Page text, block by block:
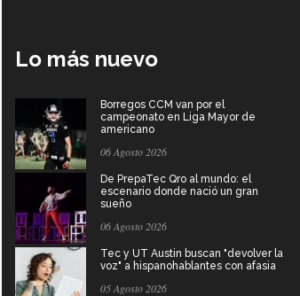
Lo más nuevo
Borregos CCM van por el
campeonato en Liga Mayor de
americano
06 Agosto 2026
De PrepaTec Qro al mundo: el
escenario donde nació un gran
sueño
06 Agosto 2026
Tec y UT Austin buscan "devolver la
voz" a hispanohablantes con afasia
05 Agosto 2026